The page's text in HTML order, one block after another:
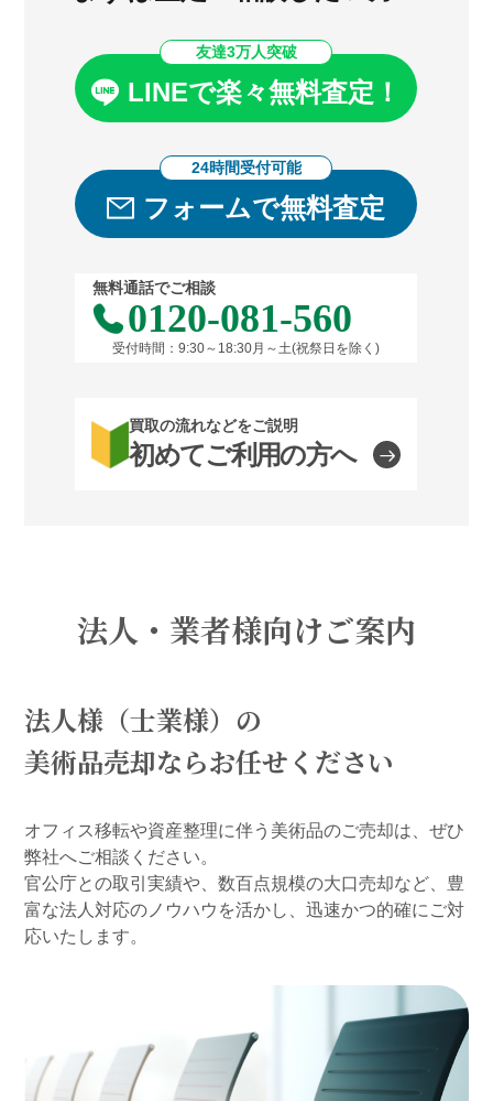
友達3万人突破
LINEで楽々無料査定！
24時間受付可能
フォームで無料査定
無料通話でご相談
0120-081-560
受付時間：9:30～18:30月～土(祝祭日を除く)
買取の流れなどをご説明
初めてご利用の方へ
法人・業者様向けご案内
法人様（士業様）の
美術品売却ならお任せください
オフィス移転や資産整理に伴う美術品のご売却は、ぜひ
弊社へご相談ください。
官公庁との取引実績や、数百点規模の大口売却など、豊
富な法人対応のノウハウを活かし、迅速かつ的確にご対
応いたします。